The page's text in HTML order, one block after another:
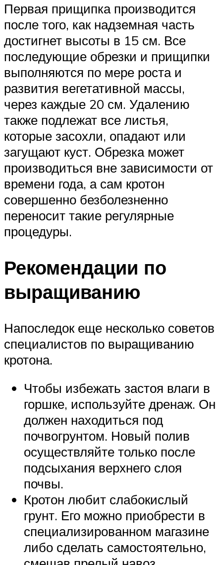
Первая прищипка производится
после того, как надземная часть
достигнет высоты в 15 см. Все
последующие обрезки и прищипки
выполняются по мере роста и
развития вегетативной массы,
через каждые 20 см. Удалению
также подлежат все листья,
которые засохли, опадают или
загущают куст. Обрезка может
производиться вне зависимости от
времени года, а сам кротон
совершенно безболезненно
переносит такие регулярные
процедуры.
Рекомендации по
выращиванию
Напоследок еще несколько советов
специалистов по выращиванию
кротона.
Чтобы избежать застоя влаги в
горшке, используйте дренаж. Он
должен находиться под
почвогрунтом. Новый полив
осуществляйте только после
подсыхания верхнего слоя
почвы.
Кротон любит слабокислый
грунт. Его можно приобрести в
специализированном магазине
либо сделать самостоятельно,